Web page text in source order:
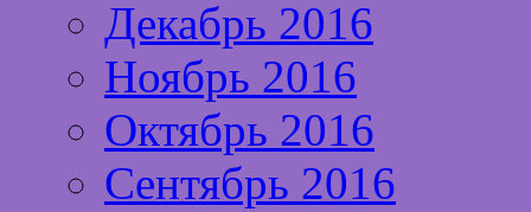
Декабрь 2016
Ноябрь 2016
Октябрь 2016
Сентябрь 2016